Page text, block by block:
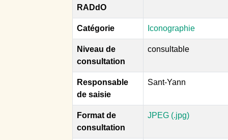
RADdO
Catégorie Iconographie
Niveau de
consultation
consultable
Responsable
de saisie
Sant-Yann
Format de
consultation
JPEG (.jpg)